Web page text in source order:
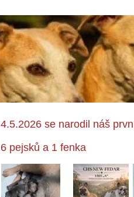
4.5.2026 se narodil náš
6 pejsků a 1 fenka